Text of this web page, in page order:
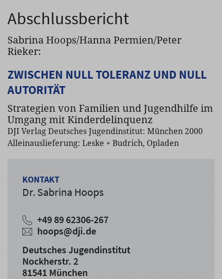
Abschlussbericht
Sabrina Hoops/Hanna Permien/Peter
Rieker:
ZWISCHEN NULL TOLERANZ UND NULL
AUTORITÄT
Strategien von Familien und Jugendhilfe im
Umgang mit Kinderdelinquenz
DJI Verlag Deutsches Jugendinstitut: München 2000
Alleinauslieferung: Leske + Budrich, Opladen
KONTAKT
Dr. Sabrina Hoops
+49 89 62306-267
hoops@dji.de
Deutsches Jugendinstitut
Nockherstr. 2
81541 München